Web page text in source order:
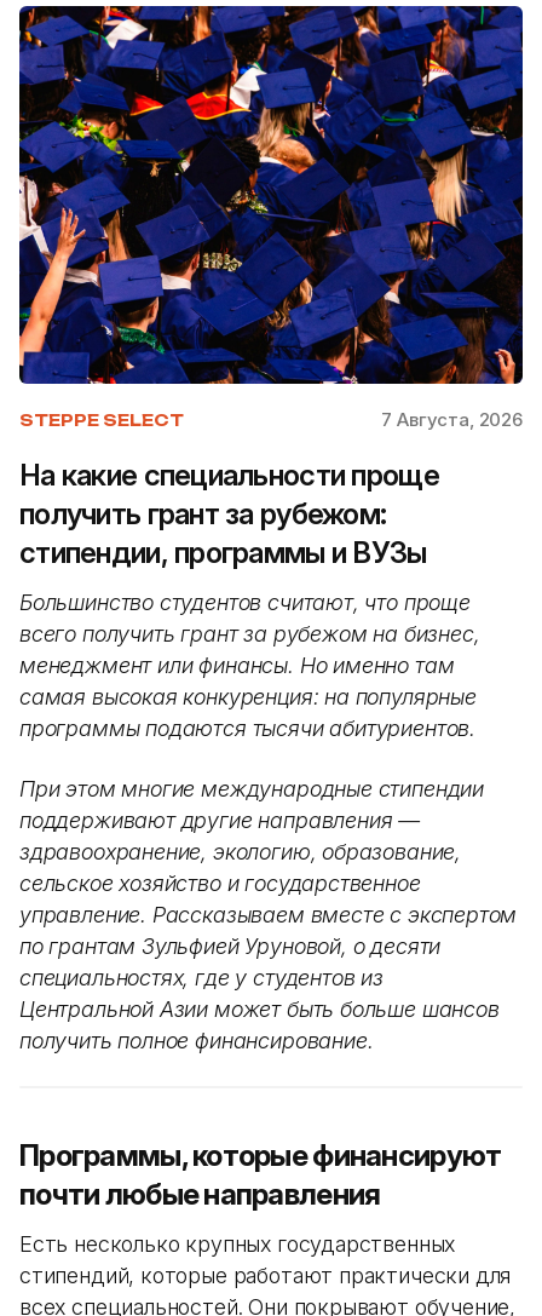
STEPPE SELECT 7 Августа, 2026
На какие специальности проще
получить грант за рубежом:
стипендии, программы и ВУЗы
Большинство студентов считают, что проще
всего получить грант за рубежом на бизнес,
менеджмент или финансы. Но именно там
самая высокая конкуренция: на популярные
программы подаются тысячи абитуриентов.
При этом многие международные стипендии
поддерживают другие направления —
здравоохранение, экологию, образование,
сельское хозяйство и государственное
управление. Рассказываем вместе с экспертом
по грантам Зульфией Уруновой, о десяти
специальностях, где у студентов из
Центральной Азии может быть больше шансов
получить полное финансирование.
Программы, которые финансируют
почти любые направления
Есть несколько крупных государственных
стипендий, которые работают практически для
всех специальностей. Они покрывают обучение,